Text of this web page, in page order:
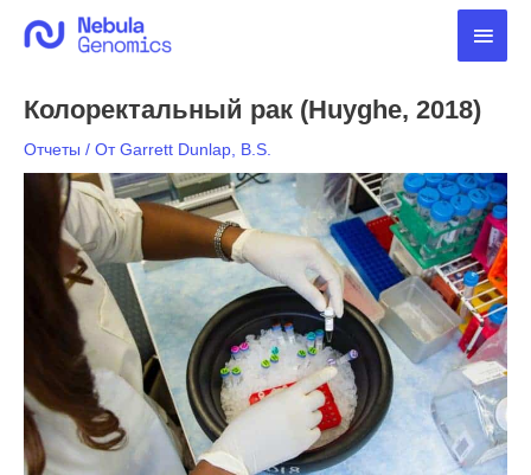
содержимому
Колоректальный рак (Huyghe, 2018)
Отчеты / ОтGarrett Dunlap, B.S.